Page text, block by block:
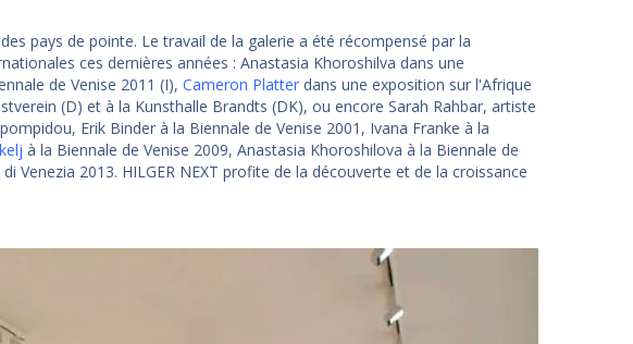
pays de pointe. Le travail de la galerie a été récompensé par la
ces dernières années : Anastasia Khoroshilva dans une
de Venise 2011 (I), Cameron Platter dans une exposition sur l'Afrique
(D) et à la Kunsthalle Brandts (DK), ou encore Sarah Rahbar, artiste
Erik Binder à la Biennale de Venise 2001, Ivana Franke à la
à la Biennale de Venise 2009, Anastasia Khoroshilova à la Biennale de
Venezia 2013. HILGER NEXT profite de la découverte et de la croissance